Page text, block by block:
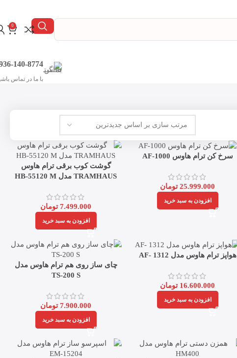
0
140-8774
با ما در تماس
سرخ کن ترام هاوس AF-1000
25.999.000 تومان
افزودن به سبد خرید
گوشت کوب برقی ترام هاوس
TRAMHAUS مدل HB-55120 M
7.499.000 تومان
افزودن به سبد خرید
هواپز ترام هاوس مدل AF- 1312
16.600.000 تومان
افزودن به سبد خرید
چای ساز روی هم ترام هاوس مدل
TS-200 S
7.900.000 تومان
افزودن به سبد خرید